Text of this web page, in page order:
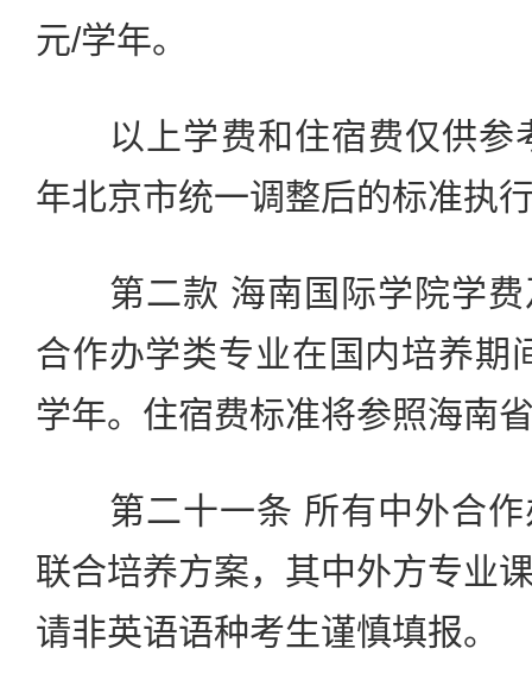
元/学年。
以上学费和住宿费仅供参
年北京市统一调整后的标准执
第二款 海南国际学院学费
合作办学类专业在国内培养期
学年。住宿费标准将参照海南
第二十一条 所有中外合作
联合培养方案，其中外方专业
请非英语语种考生谨慎填报。